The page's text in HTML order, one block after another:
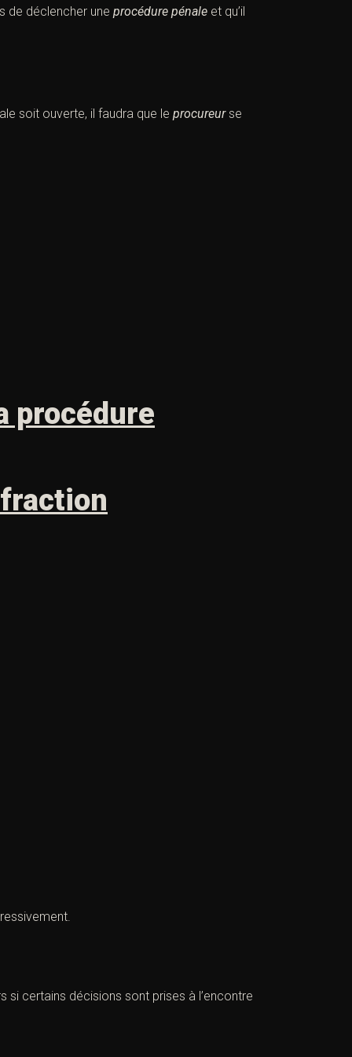
de déclencher une procédure pénale et qu’il
soit ouverte, il faudra que le procureur se
procédure
certains décisions sont prises à l’encontre